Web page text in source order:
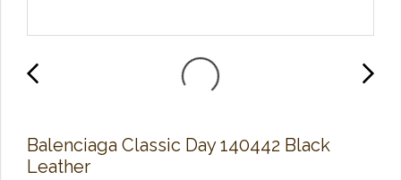
Balenciaga Classic Day 140442 Black
Leather